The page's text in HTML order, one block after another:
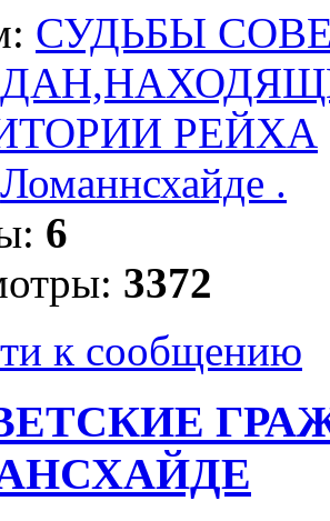
СУДЬБЫ
РЕЙХА
Ломаннсхайде .
6
3372
к сообщению